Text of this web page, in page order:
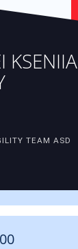
KSENIIA
TEAM ASD